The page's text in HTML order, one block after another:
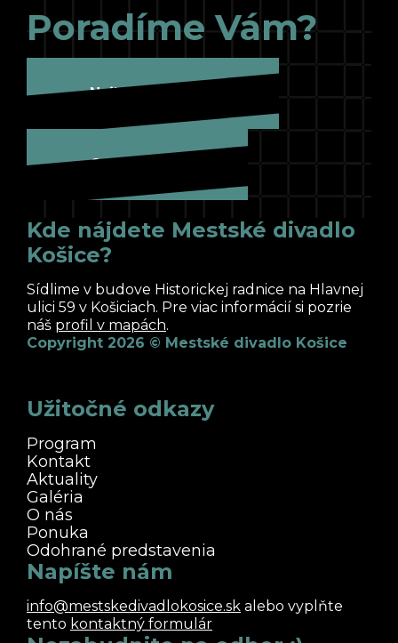
Poradíme Vám?
Najbližšie hráme
Cesta k nám
Kde nájdete Mestské divadlo
Košice?
Sídlime v budove Historickej radnice na Hlavnej
ulici 59 v Košiciach. Pre viac informácií si pozrie
náš profil v mapách.
Copyright 2026 © Mestské divadlo Košice
Užitočné odkazy
Program
Kontakt
Aktuality
Galéria
O nás
Ponuka
Odohrané predstavenia
Napíšte nám
info@mestskedivadlokosice.sk alebo vyplňte
tento kontaktný formulár